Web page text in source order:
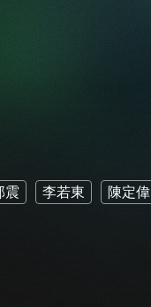
震 李若東 陳定偉